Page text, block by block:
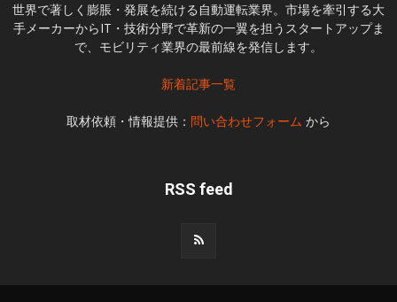
世界で著しく膨脹・発展を続ける自動運転業界。市場を牽引する大
手メーカーからIT・技術分野で革新の一翼を担うスタートアップま
で、モビリティ業界の最前線を発信します。
新着記事一覧
取材依頼・情報提供： 問い合わせフォーム から
RSS feed